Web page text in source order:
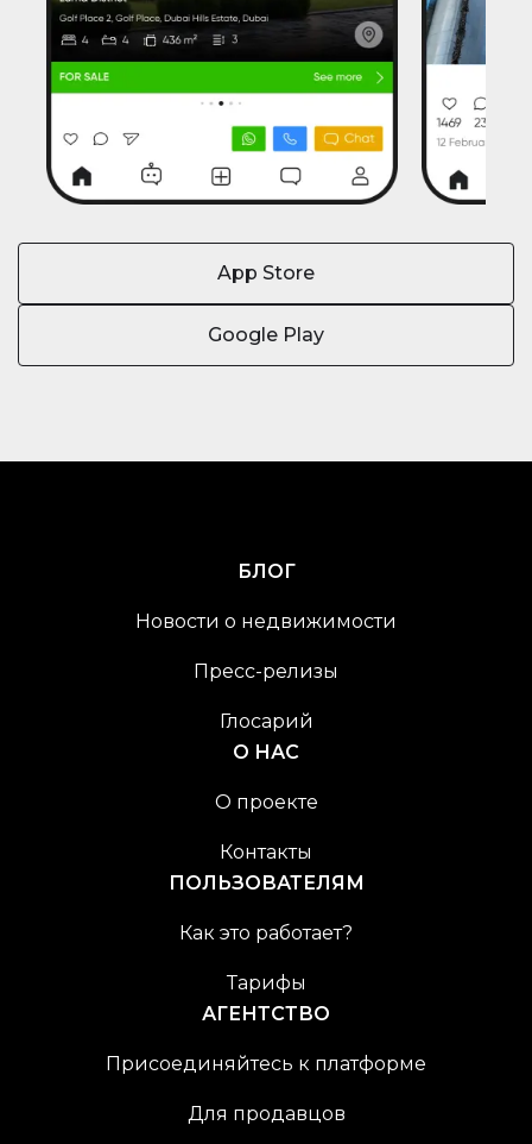
App Store
Google Play
БЛОГ
Новости о недвижимости
Пресс-релизы
Глосарий
О НАС
О проекте
Контакты
ПОЛЬЗОВАТЕЛЯМ
Как это работает?
Тарифы
АГЕНТСТВО
Присоединяйтесь к платформе
Для продавцов